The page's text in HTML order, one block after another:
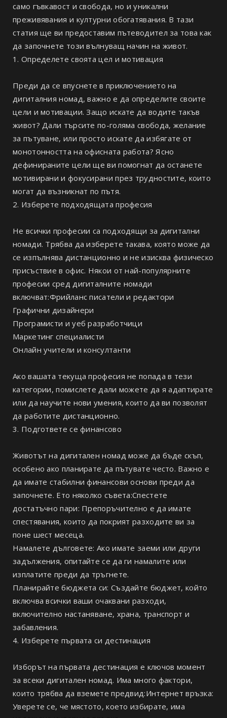
само гъвкавост и свобода, но и уникални
преживявания и културни обогатявания. В тази
статия ще ви предоставим пътеводител за това как
да започнете този вълнуващ начин на живот.
1. Определете своята цел и мотивация
Преди да се впуснете в приключението на
дигиталния номад, важно е да определите своите
цели и мотивации. Защо искате да водите такъв
живот? Дали търсите по-голяма свобода, желание
за пътуване, или просто искате да избягате от
монотонността на офисната работа? Ясно
дефинираните цели ще ви помогнат да останете
мотивирани и фокусирани през трудностите, които
могат да възникнат по пътя.
2. Изберете подходящата професия
Не всички професии са подходящи за дигитални
номади. Трябва да изберете такава, която може да
се изпълнява дистанционно и не изисква физическо
присъствие в офис. Някои от най-популярните
професии сред дигиталните номади
включват:Фрийланс писатели и редактори
Графични дизайнери
Програмисти и уеб разработчици
Маркетинг специалисти
Онлайн учители и консултанти
Ако вашата текуща професия не попада в тези
категории, помислете дали можете да я адаптирате
или да научите нови умения, които да ви позволят
да работите дистанционно.
3. Подгответе се финансово
Животът на дигитален номад може да бъде скъп,
особено ако планирате да пътувате често. Важно е
да имате стабилни финансови основи преди да
започнете. Ето няколко съвета:Спестете
достатъчно пари: Препоръчително е да имате
спестявания, които да покрият разходите ви за
поне шест месеца.
Намалете дълговете: Ако имате заеми или други
задължения, опитайте се да ги намалите или
изплатите преди да тръгнете.
Планирайте бюджета си: Създайте бюджет, който
включва всички ваши очаквани разходи,
включително настаняване, храна, транспорт и
забавления.
4. Изберете първата си дестинация
Изборът на първата дестинация е ключов момент
за всеки дигитален номад. Има много фактори,
които трябва да вземете предвид:Интернет връзка:
Уверете се, че мястото, което избирате, има